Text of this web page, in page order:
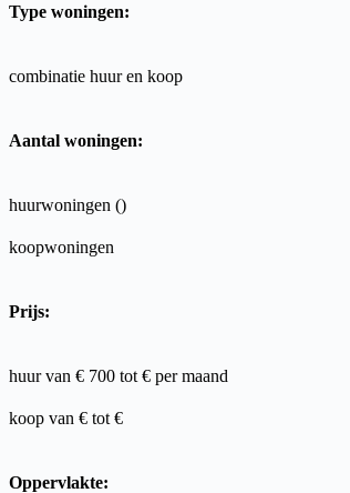
Type woningen:
combinatie huur en koop
Aantal woningen:
huurwoningen ()
koopwoningen
Prijs:
huur van € 700 tot € per maand
koop van € tot €
Oppervlakte: